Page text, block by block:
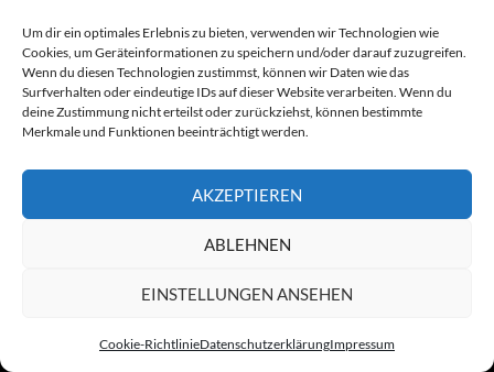
Um dir ein optimales Erlebnis zu bieten, verwenden wir Technologien wie
Cookies, um Geräteinformationen zu speichern und/oder darauf zuzugreifen.
Wenn du diesen Technologien zustimmst, können wir Daten wie das
Surfverhalten oder eindeutige IDs auf dieser Website verarbeiten. Wenn du
deine Zustimmung nicht erteilst oder zurückziehst, können bestimmte
Merkmale und Funktionen beeinträchtigt werden.
AKZEPTIEREN
ABLEHNEN
EINSTELLUNGEN ANSEHEN
Cookie-RichtlinieDatenschutzerklärungImpressum
Malaysischer-Ableger
Mega-Firmennetz
Münchener Ableger
Philipp Reisener
Rumänischer Ableger
Seychellen-Connection
Swiss-Connection
Dienstleistungen, Helfer und Profiteure
Bezahlsysteme, Finanzdienstleister und…
Datenhändler, Adressbroker und zielgerichtetes…